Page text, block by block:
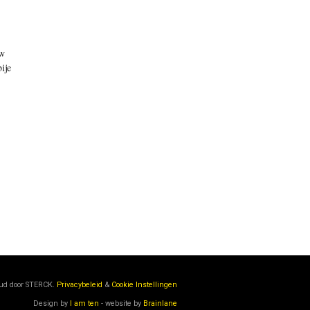
door STERCK. Privacybeleid & Cookie Instellingen
Design by I am ten - website by Brainlane